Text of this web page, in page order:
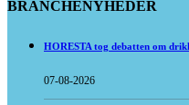
BRANCHENYHEDER
HORESTA tog debatten om
07-08-2026